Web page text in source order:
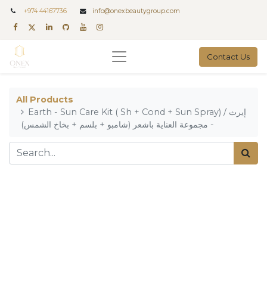
+974 44167736 info@onexbeautygroup.com
Contact Us
All Products
Earth - Sun Care Kit ( Sh + Cond + Sun Spray) / إيرث
- مجموعة العناية باشعر (شامبو + بلسم + بخاخ الشمس)